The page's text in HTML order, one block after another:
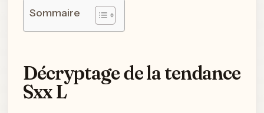
Sommaire
Décryptage de la tendance
Sxx L